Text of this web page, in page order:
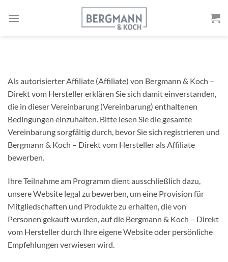
Inhalt
Als autorisierter Affiliate (Affiliate) von Bergmann & Koch –
Direkt vom Hersteller erklären Sie sich damit einverstanden,
die in dieser Vereinbarung (Vereinbarung) enthaltenen
Bedingungen einzuhalten. Bitte lesen Sie die gesamte
Vereinbarung sorgfältig durch, bevor Sie sich registrieren und
Bergmann & Koch – Direkt vom Hersteller als Affiliate
bewerben.
Ihre Teilnahme am Programm dient ausschließlich dazu,
unsere Website legal zu bewerben, um eine Provision für
Mitgliedschaften und Produkte zu erhalten, die von
Personen gekauft wurden, auf die Bergmann & Koch – Direkt
vom Hersteller durch Ihre eigene Website oder persönliche
Empfehlungen verwiesen wird.